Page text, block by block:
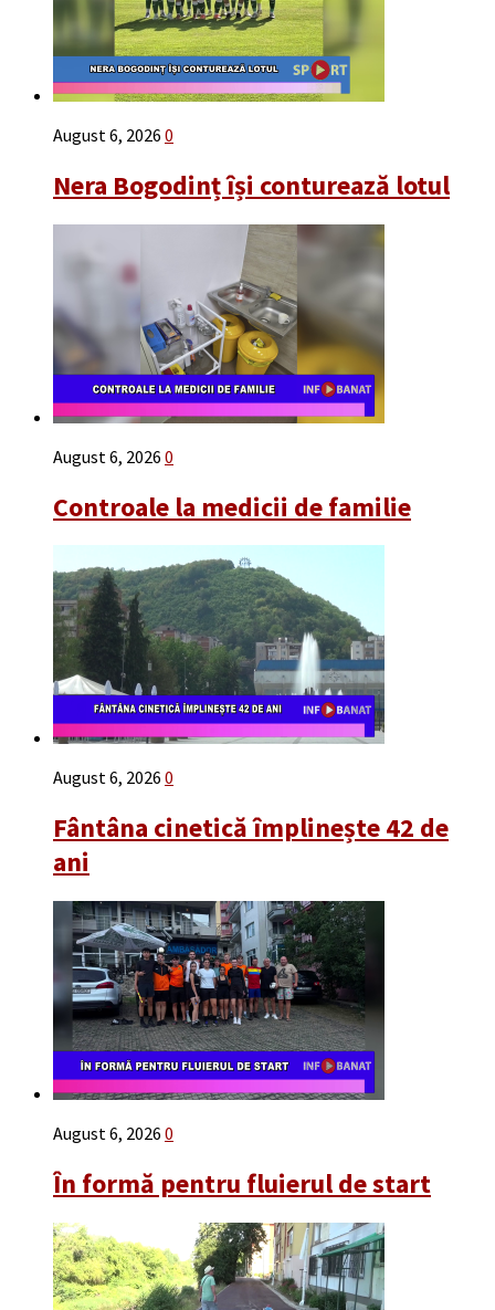
August 6, 2026 0
Nera Bogodinț își conturează lotul
August 6, 2026 0
Controale la medicii de familie
August 6, 2026 0
Fântâna cinetică împlinește 42 de
ani
August 6, 2026 0
În formă pentru fluierul de start